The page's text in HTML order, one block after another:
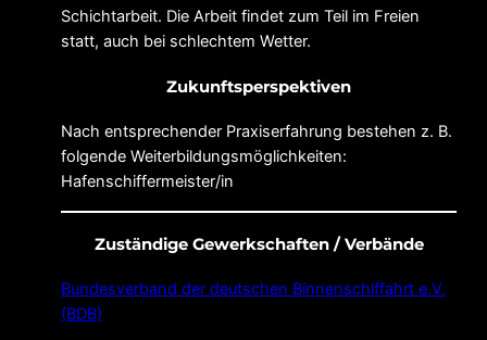
Schichtarbeit. Die Arbeit findet zum Teil im Freien
statt, auch bei schlechtem Wetter.
Zukunftsperspektiven
Nach entsprechender Praxiserfahrung bestehen z. B.
folgende Weiterbildungsmöglichkeiten:
Hafenschiffermeister/in
Zuständige Gewerkschaften / Verbände
Bundesverband der deutschen Binnenschiffahrt e.V.
(BDB)